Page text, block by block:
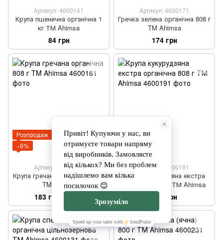
Артикул: 4600141
Крупа пшенична органічна 1
кг ТМ Ahimsa
84 грн
Артикул: 4600171
Гречка зелена органічна 808 г
TM Ahimsa
174 грн
Розпродаж
−6%
Артикул: 4600181
Крупа гречана органічна 808 г
TM Ahimsa
183 грн
Артикул: 4600191
Крупа кукурудзяна екстра
органічна 808 г ТМ Ahimsa
104 грн